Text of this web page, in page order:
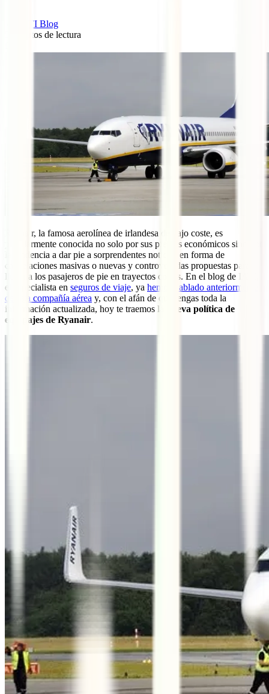
IATI Blog
minutos de lectura
Ryanair, la famosa aerolínea de irlandesa de bajo coste, es
popularmente conocida no solo por sus precios económicos sino por
la tendencia a dar pie a sorprendentes noticias en forma de
cancelaciones masivas o nuevas y controvertidas propuestas para
llevar a los pasajeros de pie en trayectos cortos. En el blog de IATI,
el especialista en seguros de viaje, ya hemos hablado anteriormente
de esta compañía aérea y, con el afán de que tengas toda la
información actualizada, hoy te traemos la
nueva política de
equipajes de Ryanair.